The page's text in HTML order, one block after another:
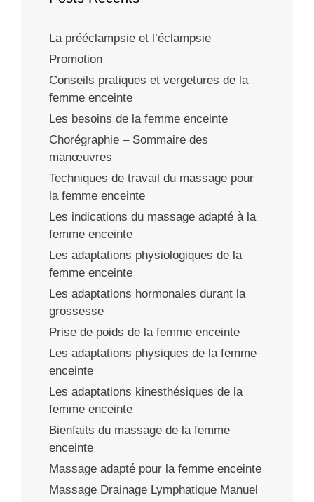
La prééclampsie et l’éclampsie
Promotion
Conseils pratiques et vergetures de la
femme enceinte
Les besoins de la femme enceinte
Chorégraphie – Sommaire des
manœuvres
Techniques de travail du massage pour
la femme enceinte
Les indications du massage adapté à la
femme enceinte
Les adaptations physiologiques de la
femme enceinte
Les adaptations hormonales durant la
grossesse
Prise de poids de la femme enceinte
Les adaptations physiques de la femme
enceinte
Les adaptations kinesthésiques de la
femme enceinte
Bienfaits du massage de la femme
enceinte
Massage adapté pour la femme enceinte
Massage Drainage Lymphatique Manuel